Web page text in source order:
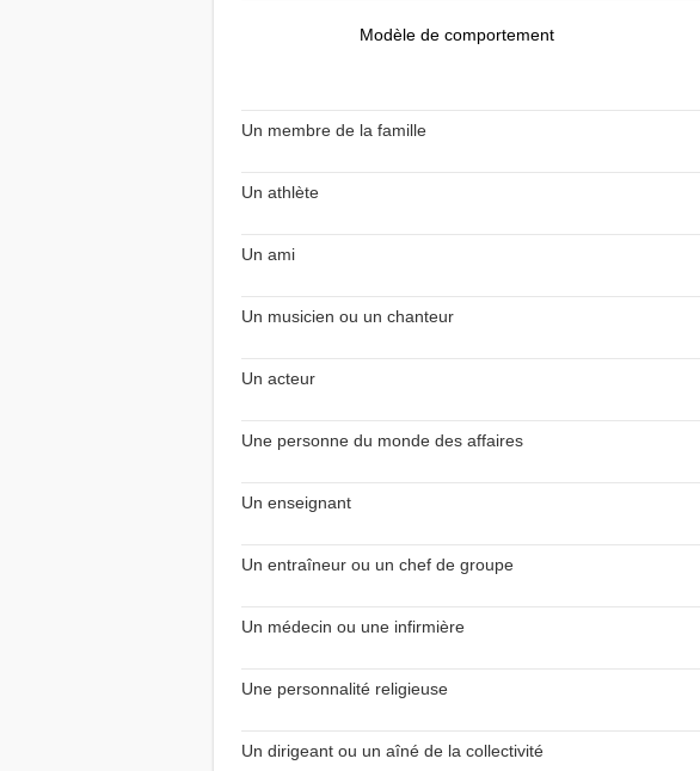
Modèle de comportement
Un membre de la famille
Un athlète
Un ami
Un musicien ou un chanteur
Un acteur
Une personne du monde des affaires
Un enseignant
Un entraîneur ou un chef de groupe
Un médecin ou une infirmière
Une personnalité religieuse
Un dirigeant ou un aîné de la collectivité